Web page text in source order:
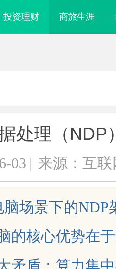
投资理财 商旅生涯
处理（NDP
03 | 来源：互联
脑场景下的
的核心优势在
矛盾：算力集
究竟藏着哪些行业秘诀？